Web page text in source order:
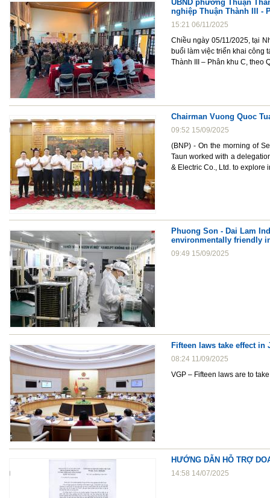
UBND phường Thuận
nghiệp Thuận Thành III -
15:21 06/11/2025
Chiều ngày 05/11/2025, tại
buổi làm việc triển khai công
Thành III – Phân khu C, theo
Chairman Vuong Quoc
09:52 15/09/2025
(BNP) - On the morning of
Taun worked with a
& Electric Co., Ltd. to explore
Phuong Son - Dai Lam
environmentally friendly
09:49 15/09/2025
Fifteen laws take effect in
08:24 11/09/2025
VGP – Fifteen laws are to
HƯỚNG DẪN HỖ TRỢ
14:58 14/07/2025